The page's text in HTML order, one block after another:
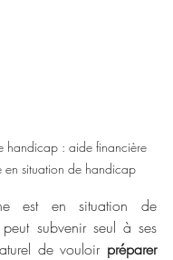
handicap : aide financière
en situation de handicap
est en situation de
subvenir seul à ses
de vouloir préparer